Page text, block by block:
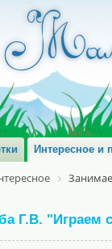
Интересное и
Г.В.